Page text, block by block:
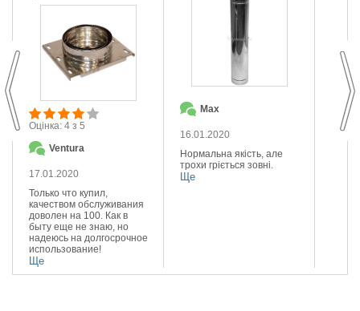
Max
16.01.2020
Нормальна якість, але
трохи гріється зовні.
Ще
Оцінка: 4 з 5
Ventura
17.01.2020
Только что купил,
качеством обслуживания
доволен на 100. Как в
быту еще не знаю, но
надеюсь на долгосрочное
использование!
Ще